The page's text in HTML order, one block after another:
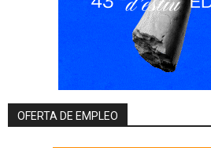
OFERTA DE EMPLEO